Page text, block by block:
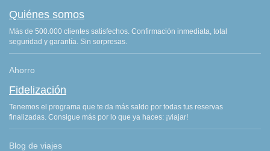
Quiénes somos
Más de 500.000 clientes satisfechos. Confirmación inmediata, total
seguridad y garantía. Sin sorpresas.
Ahorro
Fidelización
Tenemos el programa que te da más saldo por todas tus reservas
finalizadas. Consigue más por lo que ya haces: ¡viajar!
Blog de viajes